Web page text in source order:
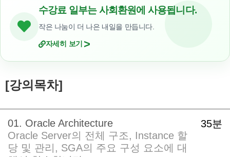
수강료 일부는 사회환원에 사용됩니다.
작은 나눔이 더 나은 내일을 만듭니다.
자세히 보기 >
[강의목차]
35분
01. Oracle Architecture
Oracle Server의 전체 구조, Instance 할
당 및 관리, SGA의 주요 구성 요소에 대